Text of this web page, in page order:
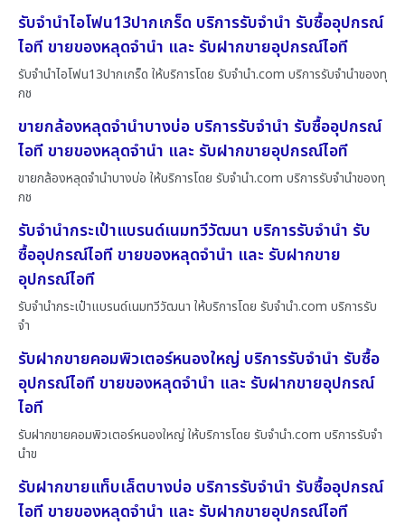
รับจำนำไอโฟน13ปากเกร็ด บริการรับจำนำ รับซื้ออุปกรณ์
ไอที ขายของหลุดจำนำ และ รับฝากขายอุปกรณ์ไอที
รับจำนำไอโฟน13ปากเกร็ด ให้บริการโดย รับจํานํา.com บริการรับจำนำของทุ
กช
ขายกล้องหลุดจำนำบางบ่อ บริการรับจำนำ รับซื้ออุปกรณ์
ไอที ขายของหลุดจำนำ และ รับฝากขายอุปกรณ์ไอที
ขายกล้องหลุดจำนำบางบ่อ ให้บริการโดย รับจํานํา.com บริการรับจำนำของทุ
กช
รับจำนำกระเป๋าแบรนด์เนมทวีวัฒนา บริการรับจำนำ รับ
ซื้ออุปกรณ์ไอที ขายของหลุดจำนำ และ รับฝากขาย
อุปกรณ์ไอที
รับจำนำกระเป๋าแบรนด์เนมทวีวัฒนา ให้บริการโดย รับจํานํา.com บริการรับ
จำ
รับฝากขายคอมพิวเตอร์หนองใหญ่ บริการรับจำนำ รับซื้อ
อุปกรณ์ไอที ขายของหลุดจำนำ และ รับฝากขายอุปกรณ์
ไอที
รับฝากขายคอมพิวเตอร์หนองใหญ่ ให้บริการโดย รับจํานํา.com บริการรับจำ
นำข
รับฝากขายแท็บเล็ตบางบ่อ บริการรับจำนำ รับซื้ออุปกรณ์
ไอที ขายของหลุดจำนำ และ รับฝากขายอุปกรณ์ไอที